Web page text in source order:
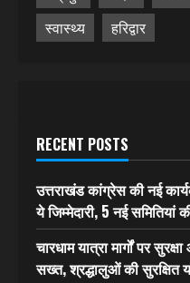
स्वास्थ्य
हरिद्वार
RECENT POSTS
उत्तराखंड कांग्रेस की नई
ये जिम्मेदारी, 5 नई समितियां
चारधाम यात्रा मार्गों पर
सख्त, श्रद्धालुओं की सुरक्षित